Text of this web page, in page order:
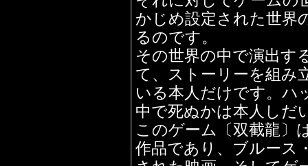
かじめ設定された世界
るのです。
その世界の中で演出す
て、ストーリーを組み
いる本人だけです。
中で死ぬかは本人し
このゲーム〔双截龍〕
作品であり、ブルース